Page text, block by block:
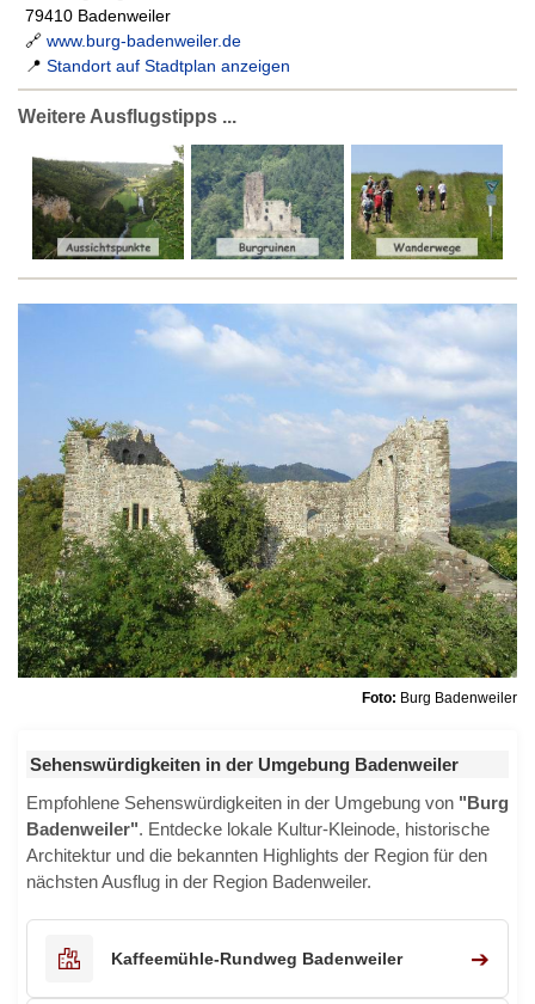
79410 Badenweiler
🔗 www.burg-badenweiler.de
📍 Standort auf Stadtplan anzeigen
Weitere Ausflugstipps ...
Foto: Burg Badenweiler
Sehenswürdigkeiten in der Umgebung Badenweiler
Empfohlene Sehenswürdigkeiten in der Umgebung von "Burg
Badenweiler". Entdecke lokale Kultur-Kleinode, historische
Architektur und die bekannten Highlights der Region für den
nächsten Ausflug in der Region Badenweiler.
Kaffeemühle-Rundweg Badenweiler ➔